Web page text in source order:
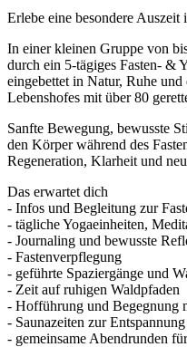
Erlebe eine besondere
In einer kleinen Gruppe von
durch ein 5-tägiges Fasten- &
eingebettet in Natur, Ruhe und
Lebenshofes mit über 80
Sanfte Bewegung, bewusste
den Körper während des
Regeneration, Klarheit und
Das erwartet dich
- Infos und Begleitung zur
- tägliche Yogaeinheiten,
- Journaling und bewusste
- Fastenverpflegung
- geführte Spaziergänge und
- Zeit auf ruhigen Waldpfaden
- Hofführung und Begegnung
- Saunazeiten zur Entspannung
- gemeinsame Abendrunden